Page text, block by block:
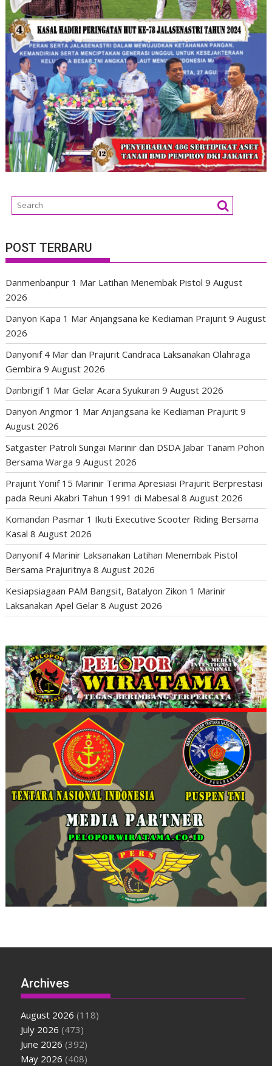
POST TERBARU
Danmenbanpur 1 Mar Latihan Menembak Pistol 9 August
2026
Danyon Kapa 1 Mar Anjangsana ke Kediaman Prajurit 9 August
2026
Danyonif 4 Mar dan Prajurit Candraca Laksanakan Olahraga
Gembira 9 August 2026
Danbrigif 1 Mar Gelar Acara Syukuran 9 August 2026
Danyon Angmor 1 Mar Anjangsana ke Kediaman Prajurit 9
August 2026
Satgaster Patroli Sungai Marinir dan DSDA Jabar Tanam Pohon
Bersama Warga 9 August 2026
Prajurit Yonif 15 Marinir Terima Apresiasi Prajurit Berprestasi
pada Reuni Akabri Tahun 1991 di Mabesal 8 August 2026
Komandan Pasmar 1 Ikuti Executive Scooter Riding Bersama
Kasal 8 August 2026
Danyonif 4 Marinir Laksanakan Latihan Menembak Pistol
Bersama Prajuritnya 8 August 2026
Kesiapsiagaan PAM Bangsit, Batalyon Zikon 1 Marinir
Laksanakan Apel Gelar 8 August 2026
Archives
August 2026 (118)
July 2026 (473)
June 2026 (392)
May 2026 (408)